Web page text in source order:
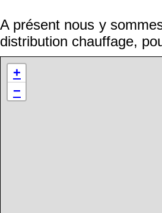
A présent nous y
distribution chauffage,
+
−